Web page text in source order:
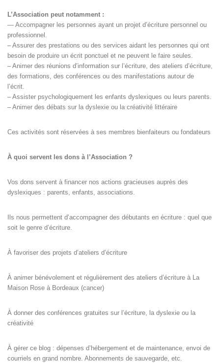
L’Association peut notamment :
— Accompagner les personnes ayant un projet d’écriture personnel ou
professionnel.
– Assurer des prestations ou des services aidant les personnes qui ont
besoin de produire un écrit ponctuel et ne peuvent le faire seules.
– Animer des réunions d’information sur l’écriture, des ateliers d’écriture,
des formations, des conférences ou des manifestations autour de
l’écrit.
– Assister psychologiquement les enfants dyslexiques ou leurs parents.
– Animer des débats sur la dyslexie ou la créativité littéraire
Ces activités sont réservées à ses membres bienfaiteurs ou fondateurs
À quoi servent les dons à l’Association ?
Vos dons servent à financer nos actions gracieuses auprès des
dyslexiques : parents, enfants, associations.
Ils nous permettent d’accompagner des débutants en écriture : quel que
soit le genre d’écriture.
À favoriser des projets d’ateliers d’écriture
À animer bénévolement et régulièrement des ateliers d’écriture à La
Maison Rose à Bordeaux (cancer)
À donner des conférences gratuites sur l’écriture, la dyslexie ou la
créativité
À gérer ce blog : dépenses d’hébergement et de maintenance, envoi de
courriels en grand nombre. Abonnements de sauvegarde, etc.